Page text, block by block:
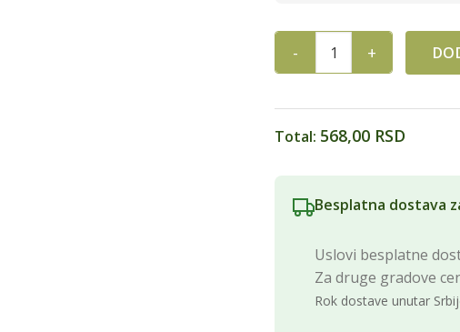
BEYOND ORGANSKI NAUT
Total: 568,00 RSD
Besplatna dostava
Uslovi besplatne
Za druge gradove
Rok dostave unutar